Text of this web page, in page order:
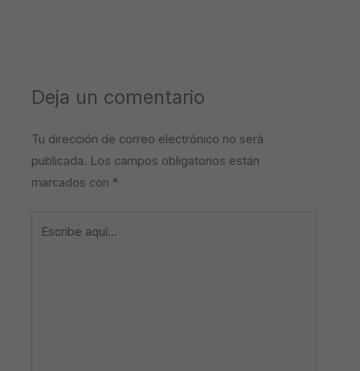
Deja un comentario
Tu dirección de correo electrónico no será
publicada. Los campos obligatorios están
marcados con *